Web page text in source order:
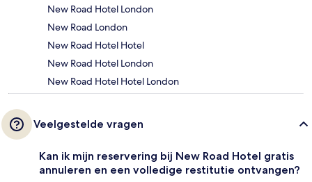
New Road Hotel London
New Road London
New Road Hotel Hotel
New Road Hotel London
New Road Hotel Hotel London
Veelgestelde vragen
Kan ik mijn reservering bij New Road Hotel gratis
annuleren en een volledige restitutie ontvangen?